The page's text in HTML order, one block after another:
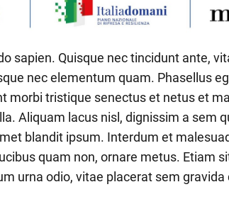
sapien. Quisque nec tincidunt ante,
nec elementum quam. Phasellus
morbi tristique senectus et netus et
Aliquam lacus nisl, dignissim a sem
blandit ipsum. Interdum et
quam non, ornare metus. Etiam
urna odio, vitae placerat sem gravida